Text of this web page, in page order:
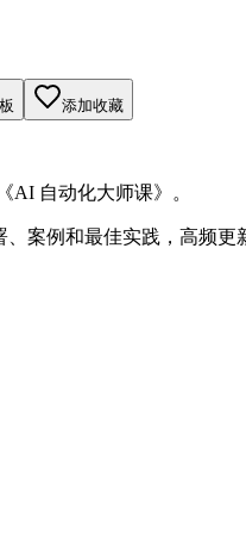
添加收藏
AI 自动化大师课》。
案例和最佳实践，高频更